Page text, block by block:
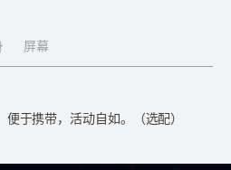
屏幕
于携带，活动自如。（选配）